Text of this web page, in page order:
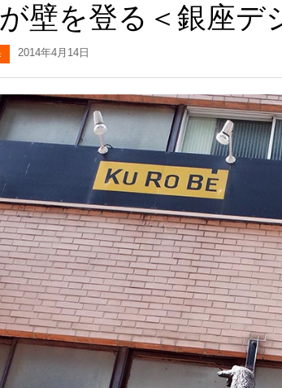
壁を登る＜銀座デ
2014年4月14日